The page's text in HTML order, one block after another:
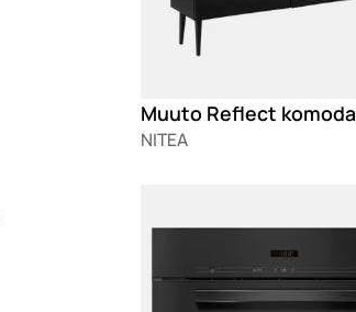
Muuto Reflect komoda
NITEA